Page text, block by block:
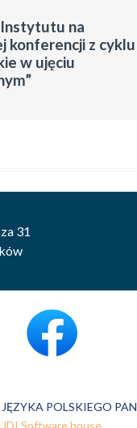
na
konferencji z cyklu
w ujęciu
31
POLSKIEGO PAN